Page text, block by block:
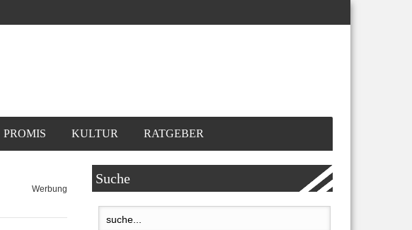
PROMIS KULTUR RATGEBER
Werbung
Suche